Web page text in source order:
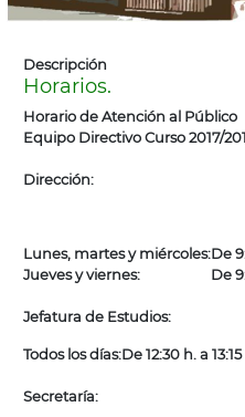
Descripción
Horarios.
Horario de Atención al Público
Equipo Directivo Curso 2017/
Dirección:
Lunes, martes y miércoles:De
Jueves y viernes:
De
Jefatura de Estudios:
Todos los días:De 12:30 h. a 13:15
Secretaría: